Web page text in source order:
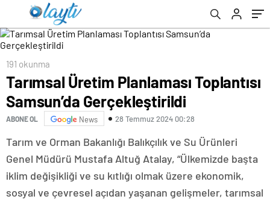
191 okunma
Tarımsal Üretim Planlaması Toplantısı
Samsun’da Gerçekleştirildi
ABONE OL News 28 Temmuz 2024 00:28
Tarım ve Orman Bakanlığı Balıkçılık ve Su Ürünleri
Genel Müdürü Mustafa Altuğ Atalay, “Ülkemizde başta
iklim değişikliği ve su kıtlığı olmak üzere ekonomik,
sosyal ve çevresel açıdan yaşanan gelişmeler, tarımsal